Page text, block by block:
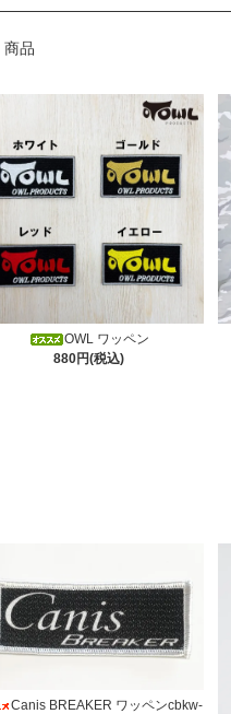
商品
OWL ワッペン
880円(税込)
Canis BREAKER ワッペンcbkw-